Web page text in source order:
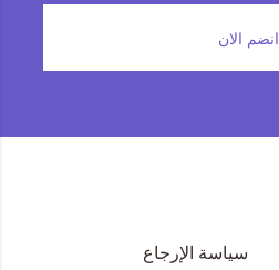
انضم الان
سياسة الإرجاع